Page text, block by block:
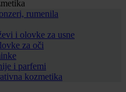
rumenila
i olovke za usne
za oči
i parfemi
kozmetika